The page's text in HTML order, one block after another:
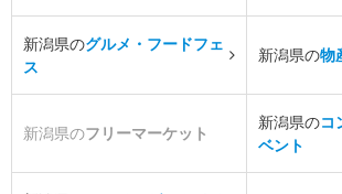
新潟県のグルメ・フードフェ
ス
新潟県の物
新潟県のフリーマーケット
新潟県のコ
ベント